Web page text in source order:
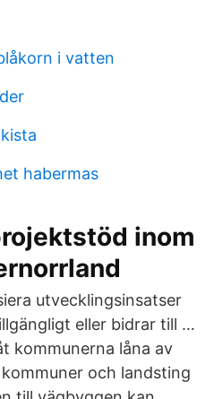
i vatten
habermas
inom
utvecklingsinsatser
eller bidrar till …
kommunerna låna av
och landsting